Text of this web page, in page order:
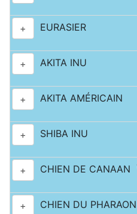
+ EURASIER
+ AKITA INU
+ AKITA AMÉRICAIN
+ SHIBA INU
+ CHIEN DE CANAAN
+ CHIEN DU PHARAON